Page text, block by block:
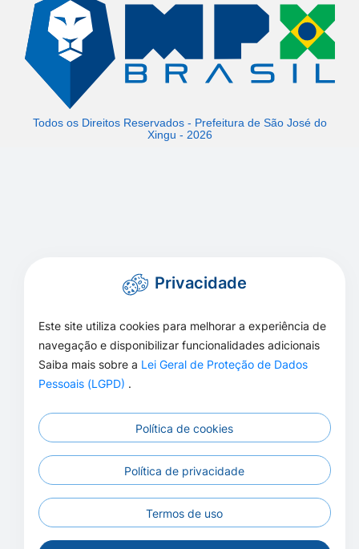
Todos os Direitos Reservados - Prefeitura de São José do
Xingu - 2026
Privacidade
Este site utiliza cookies para melhorar a experiência de
navegação e disponibilizar funcionalidades adicionais
Saiba mais sobre a Lei Geral de Proteção de Dados
Pessoais (LGPD) .
Política de cookies
Política de privacidade
Termos de uso